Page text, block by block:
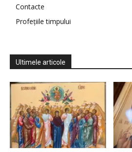
Contacte
Profețiile timpului
Ultimele articole